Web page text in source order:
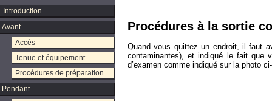
Introduction
Avant
Accès
Tenue et équipement
Procédures de préparation
Pendant
Procédures à la sortie
Quand vous quittez un endroit, il faut
contaminantes), et indiqué le fait que
d’examen comme indiqué sur la photo